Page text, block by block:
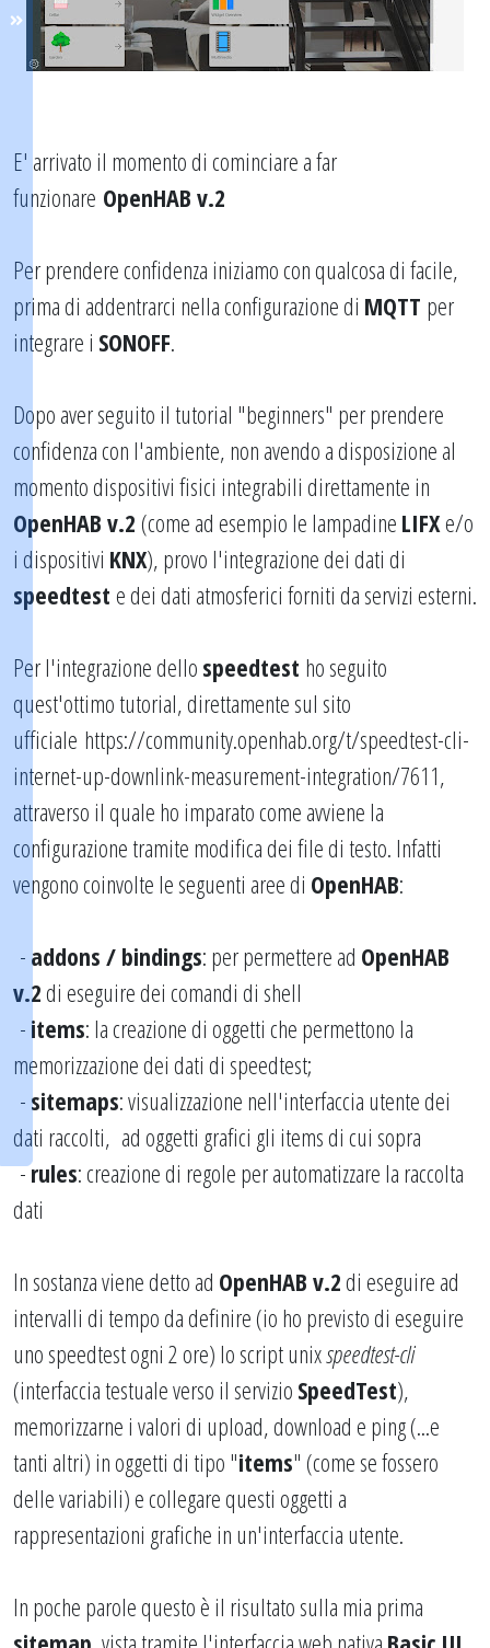
E' arrivato il momento di cominciare a far
funzionare OpenHAB v.2
Per prendere confidenza iniziamo con qualcosa di facile,
prima di addentrarci nella configurazione di MQTT per
integrare i SONOFF.
Dopo aver seguito il tutorial "beginners" per prendere
confidenza con l'ambiente, non avendo a disposizione al
momento dispositivi fisici integrabili direttamente in
OpenHAB v.2 (come ad esempio le lampadine LIFXe/o
i dispositivi KNX), provo l'integrazione dei dati di
speedtest e dei dati atmosferici forniti da servizi esterni.
Per l'integrazione dello speedtest ho seguito
quest'ottimo tutorial, direttamente sul sito
ufficiale https://community.openhab.org/t/speedtest-cli-
internet-up-downlink-measurement-integration/7611,
attraverso il quale ho imparato come avviene la
configurazione tramite modifica dei file di testo. Infatti
vengono coinvolte le seguenti aree di OpenHAB:
- addons / bindings: per permettere ad OpenHAB
v.2di eseguire dei comandi di shell
- items: la creazione di oggetti che permettono la
memorizzazione dei dati di speedtest;
- sitemaps: visualizzazione nell'interfaccia utente dei
dati raccolti, ad oggetti grafici gli items di cui sopra
-rules: creazione di regole per automatizzare la raccolta
dati
In sostanza viene detto ad OpenHAB v.2di eseguire ad
intervalli di tempo da definire (io ho previsto di eseguire
uno speedtest ogni 2 ore) lo script unixspeedtest-cli
(interfaccia testuale verso il servizio SpeedTest),
memorizzarne i valori di upload, download e ping (...e
tanti altri) in oggetti di tipo "items" (come se fossero
delle variabili) e collegare questi oggetti a
rappresentazioni grafiche in un'interfaccia utente.
In poche parole questo è il risultato sulla mia prima